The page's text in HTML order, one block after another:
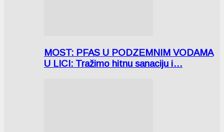
MOST: PFAS U PODZEMNIM VODAMA
U LICI: Tražimo hitnu sanaciju i…